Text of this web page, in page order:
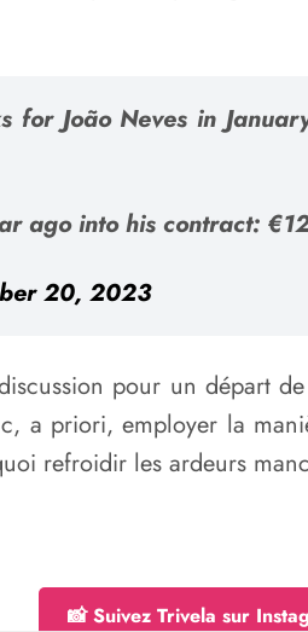
João Neves in
ago into his contract:
20, 2023
pour un départ
a priori, employer la
refroidir les ardeurs
📸 Suivez Trivela sur